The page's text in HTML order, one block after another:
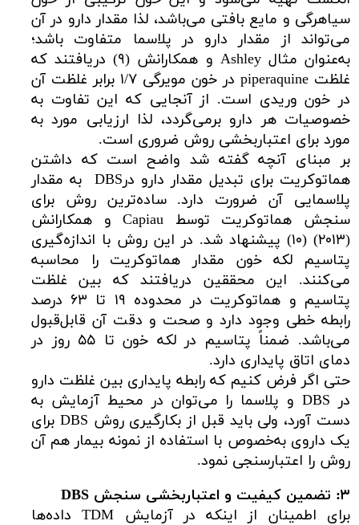
سیاهرگی و مایع بافتی می‌باشد، لذا مقدار دارو در آن
می‌تواند از مقدار دارو در پلاسما متفاوت باشد؛
به‌عنوان مثال Ashley و همکارانش (۹) دریافتند که
غلظت piperaquine در خون مویرگی ۱/۷ برابر غلظت آن
در خون وریدی است. از آنجایی که این تفاوت به
خصوصیات هر دارو برمی‌گردد، لذا ارزیابی مورد به
مورد برای اعتباربخشی روش ضروری است.
بر مبنای آنچه گفته شد واضح است که داشتن
هماتوکریت برای تبدیل مقدار دارو درDBS به مقدار
پلاسمایی آن ضرورت دارد. ساده‌ترین روش برای
سنجش هماتوکریت توسط Capiau و همکارانش
(۲۰۱۳) (۱۰) پیشنهاد شد. در این روش با اندازه‌گیری
پتاسیم لکه خون مقدار هماتوکریت را محاسبه
می‌کنند. این محققین دریافتند که بین غلظت
پتاسیم و هماتوکریت در محدوده ۱۹ تا ۶۳ درصد
رابطه خطی وجود دارد و صحت و دقت آن قابل‌قبول
می‌باشد. ضمناً پتاسیم در لکه خون تا ۵۵ روز در
دمای اتاق پایداری دارد.
حتی اگر فرض کنیم که رابطه پایداری بین غلظت دارو
در DBS و پلاسما را می‌توان در محیط آزمایش به
دست آورد، ولی باید قبل از بکارگیری روش DBS برای
یک داروی به‌خصوص با استفاده از نمونه بیمار هم آن
روش را اعتبارسنجی نمود.
۳: تضمین کیفیت و اعتباربخشی سنجش
DBS
برای اطمینان از اینکه در آزمایش TDM داده‌ها